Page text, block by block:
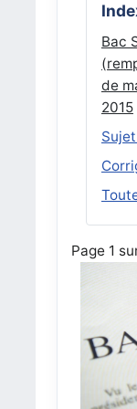
Bac
de
2015
Page 1